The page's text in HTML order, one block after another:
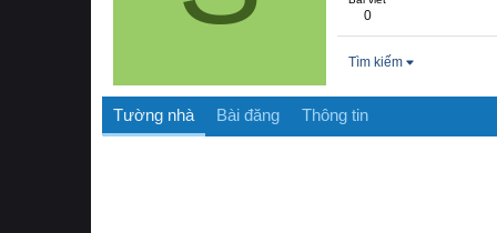
0
Tìm kiếm
Tường nhà Bài đăng Thông tin